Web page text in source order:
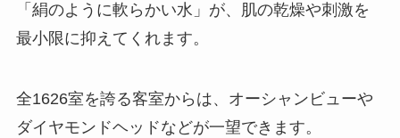
「絹のように軟らかい水」が、肌の乾燥や刺激を
最小限に抑えてくれます。
全1626室を誇る客室からは、オーシャンビューや
ダイヤモンドヘッドなどが一望できます。